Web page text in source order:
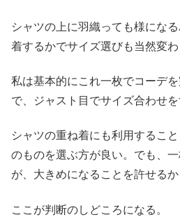
シャツの上に羽織っても様にな
着するかでサイズ選びも当然変わ
私は基本的にこれ一枚でコーデ
で、
ジャスト目でサイズ合わせ
シャツの重ね着にも利用すること
のものを選ぶ方が良い。でも、
が、大きめになることを許せるか
ここが判断のしどころになる。